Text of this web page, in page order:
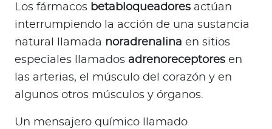
Los fármacos betabloqueadores actúan
interrumpiendo la acción de una sustancia
natural llamada noradrenalina en sitios
especiales llamados adrenoreceptores en
las arterias, el músculo del corazón y en
algunos otros músculos y órganos.
Un mensajero químico llamado